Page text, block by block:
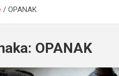
OPANAK
OPANAK